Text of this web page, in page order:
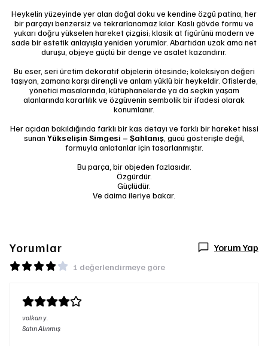
Heykelin yüzeyinde yer alan doğal doku ve kendine özgü patina, her
bir parçayı benzersiz ve tekrarlanamaz kılar. Kaslı gövde formu ve
yukarı doğru yükselen hareket çizgisi; klasik at figürünü modern ve
sade bir estetik anlayışla yeniden yorumlar. Abartıdan uzak ama net
duruşu, objeye güçlü bir denge ve asalet kazandırır.
Bu eser, seri üretim dekoratif objelerin ötesinde; koleksiyon değeri
taşıyan, zamana karşı dirençli ve anlam yüklü bir heykeldir. Ofislerde,
yönetici masalarında, kütüphanelerde ya da seçkin yaşam
alanlarında kararlılık ve özgüvenin sembolik bir ifadesi olarak
konumlanır.
Her açıdan bakıldığında farklı bir kas detayı ve farklı bir hareket hissi
sunan Yükselişin Simgesi – Şahlanış, gücü gösterişle değil,
formuyla anlatanlar için tasarlanmıştır.
Bu parça, bir objeden fazlasıdır.
Özgürdür.
Güçlüdür.
Ve daima ileriye bakar.
Yorumlar Yorum Yap
1 değerlendirmeye göre
volkany.
Satın Alınmış